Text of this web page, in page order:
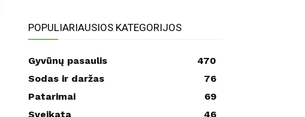
POPULIARIAUSIOS KATEGORIJOS
Gyvūnų pasaulis
470
Sodas ir daržas
76
Patarimai
69
Sveikata
46